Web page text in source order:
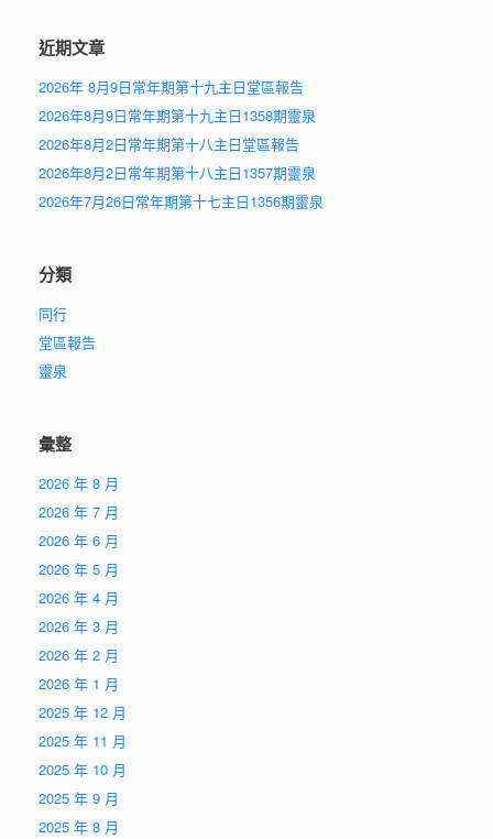
近期文章
2026年 8月9日常年期第十九主日堂區報告
2026年8月9日常年期第十九主日1358期靈泉
2026年8月2日常年期第十八主日堂區報告
2026年8月2日常年期第十八主日1357期靈泉
2026年7月26日常年期第十七主日1356期靈泉
分類
同行
堂區報告
靈泉
彙整
2026 年 8 月
2026 年 7 月
2026 年 6 月
2026 年 5 月
2026 年 4 月
2026 年 3 月
2026 年 2 月
2026 年 1 月
2025 年 12 月
2025 年 11 月
2025 年 10 月
2025 年 9 月
2025 年 8 月